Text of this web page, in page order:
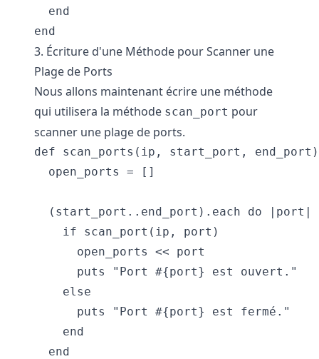
  end
end
3. Écriture d'une Méthode pour Scanner une
Plage de Ports
Nous allons maintenant écrire une méthode
qui utilisera la méthode scan_port pour
scanner une plage de ports.
def scan_ports(ip, start_port, end_port)
  open_ports = []
  (start_port..end_port).each do |port|
    if scan_port(ip, port)
      open_ports << port
      puts "Port #{port} est ouvert."
    else
      puts "Port #{port} est fermé."
    end
  end